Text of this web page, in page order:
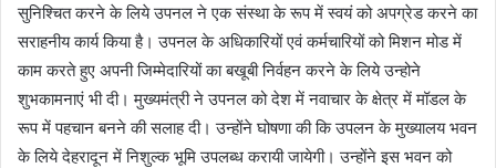
सुनिश्चित करने के लिये उपनल ने एक संस्था के रूप में स्वयं को अपग्रेड करने का
सराहनीय कार्य किया है। उपनल के अधिकारियों एवं कर्मचारियों को मिशन मोड में
काम करते हुए अपनी जिम्मेदारियों का बखूबी निर्वहन करने के लिये उन्होने
शुभकामनाएं भी दी। मुख्यमंत्री ने उपनल को देश में नवाचार के क्षेत्र में मॉडल के
रूप में पहचान बनने की सलाह दी। उन्होंने घोषणा की कि उपलन के मुख्यालय भवन
के लिये देहरादून में निशुल्क भूमि उपलब्ध करायी जायेगी। उन्होंने इस भवन को